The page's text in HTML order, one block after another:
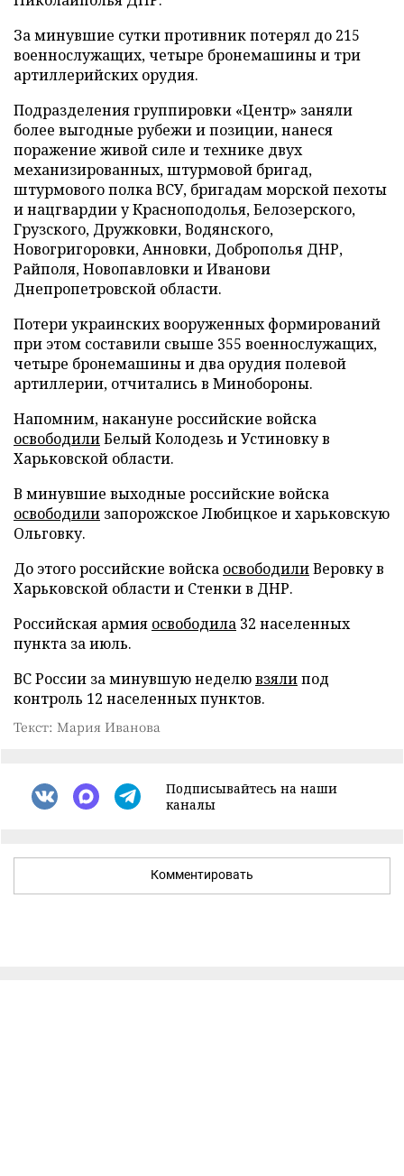
За минувшие сутки противник потерял до 215
военнослужащих, четыре бронемашины и три
артиллерийских орудия.
Подразделения группировки «Центр» заняли
более выгодные рубежи и позиции, нанеся
поражение живой силе и технике двух
механизированных, штурмовой бригад,
штурмового полка ВСУ, бригадам морской пехоты
и нацгвардии у Красноподолья, Белозерского,
Грузского, Дружковки, Водянского,
Новогригоровки, Анновки, Доброполья ДНР,
Райполя, Новопавловки и Иванови
Днепропетровской области.
Потери украинских вооруженных формирований
при этом составили свыше 355 военнослужащих,
четыре бронемашины и два орудия полевой
артиллерии, отчитались в Минобороны.
Напомним, накануне российские войска
освободилиБелый Колодезь и Устиновку в
Харьковской области.
В минувшие выходные российские войска
освободили запорожское Любицкое и харьковскую
Ольговку.
До этого российские войска освободилиВеровку в
Харьковской области и Стенки в ДНР.
Российская армия освободила 32 населенных
пункта за июль.
ВС России за минувшую неделювзялипод
контроль 12 населенных пунктов.
Текст: Мария Иванова
Подписывайтесь на наши
каналы
Комментировать